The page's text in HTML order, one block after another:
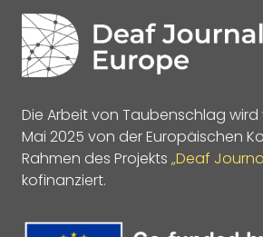
Die Arbeit von Taubenschlag wird
Mai 2025 von der Europäischen
Rahmen des Projekts „Deaf
kofinanziert.